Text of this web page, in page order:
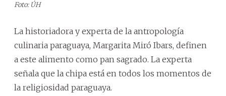
Foto: ÚH
La historiadora y experta de la antropología
culinaria paraguaya, Margarita Miró Ibars, definen
a este alimento como pan sagrado. La experta
señala que la chipa está en todos los momentos de
la religiosidad paraguaya.